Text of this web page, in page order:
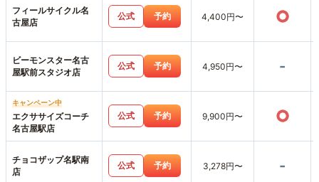
フィールサイクル名
古屋店
公式 予約 4,400円〜 ○
ビーモンスター名古
屋駅前スタジオ店
公式 予約 4,950円〜 -
キャンペーン中
エクササイズコーチ
名古屋駅店
公式 予約 9,900円〜 ○
チョコザップ名駅南
店
公式 予約 3,278円〜 -